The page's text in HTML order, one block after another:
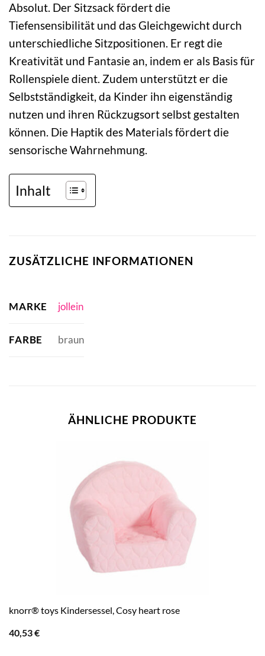
Absolut. Der Sitzsack fördert die
Tiefensensibilität und das Gleichgewicht durch
unterschiedliche Sitzpositionen. Er regt die
Kreativität und Fantasie an, indem er als Basis für
Rollenspiele dient. Zudem unterstützt er die
Selbstständigkeit, da Kinder ihn eigenständig
nutzen und ihren Rückzugsort selbst gestalten
können. Die Haptik des Materials fördert die
sensorische Wahrnehmung.
Inhalt
ZUSÄTZLICHE INFORMATIONEN
MARKE jollein
FARBE braun
ÄHNLICHE PRODUKTE
knorr® toys Kindersessel, Cosy heart rose
40,53€